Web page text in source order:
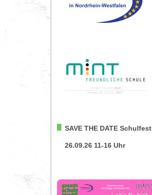
SAVE THE DATE Schulfest
26.09.26 11-16 Uhr